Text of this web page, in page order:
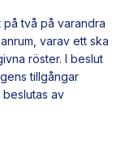
två på varandra
varav ett ska
röster. I beslut
tillgångar
beslutas av